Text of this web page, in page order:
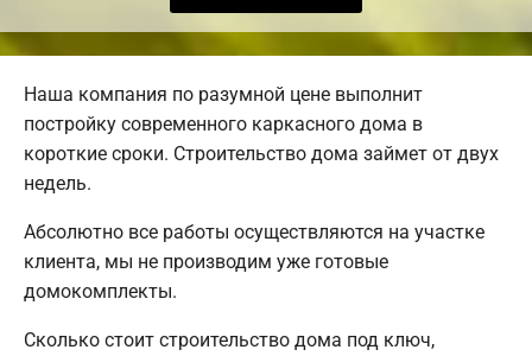
Наша компания по разумной цене выполнит
постройку современного каркасного дома в
короткие сроки. Строительство дома займет от двух
недель.
Абсолютно все работы осуществляются на участке
клиента, мы не производим уже готовые
домокомплекты.
Сколько стоит строительство дома под ключ,